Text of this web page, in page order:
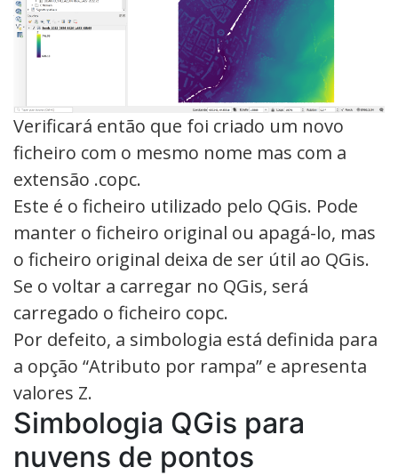
Verificará então que foi criado um novo
ficheiro com o mesmo nome mas com a
extensão .copc.
Este é o ficheiro utilizado pelo QGis. Pode
manter o ficheiro original ou apagá-lo, mas
o ficheiro original deixa de ser útil ao QGis.
Se o voltar a carregar no QGis, será
carregado o ficheiro copc.
Por defeito, a simbologia está definida para
a opção “Atributo por rampa” e apresenta
valores Z.
Simbologia QGis para
nuvens de pontos